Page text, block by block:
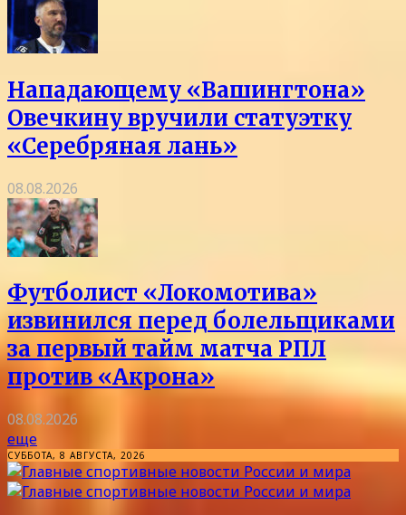
Нападающему «Вашингтона»
Овечкину вручили статуэтку
«Серебряная лань»
08.08.2026
Футболист «Локомотива»
извинился перед болельщиками
за первый тайм матча РПЛ
против «Акрона»
08.08.2026
еще
СУББОТА, 8 АВГУСТА, 2026